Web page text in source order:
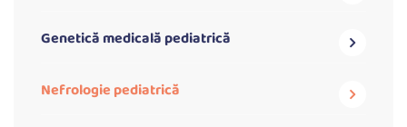
Genetică medicală pediatrică
Nefrologie pediatrică